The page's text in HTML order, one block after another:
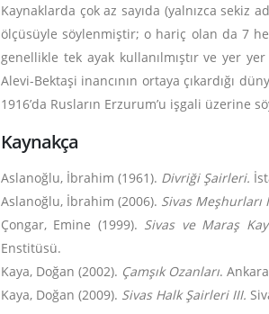
Kaynaklarda çok az sayıda (yalnızca
ölçüsüyle söylenmiştir; o hariç olan da 7
genellikle tek ayak kullanılmıştır ve yer
Alevi-Bektaşi inancının ortaya çıkardığı
1916’da Rusların Erzurum’u işgali üzerine
Kaynakça
Aslanoğlu, İbrahim (1961). Divriği Şairleri.
Aslanoğlu, İbrahim (2006). Sivas Meşhurları
Çongar, Emine (1999). Sivas ve Maraş
Enstitüsü.
Kaya, Doğan (2002). Çamşık Ozanları.
Kaya, Doğan (2009). Sivas Halk Şairleri III.